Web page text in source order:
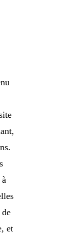
et